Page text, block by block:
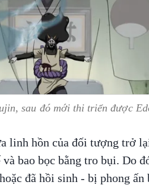
sau đó mới thi triển được
linh hồn của đối tượng trở
bao bọc bằng tro bụi. Do
đã hồi sinh - bị phong ấn